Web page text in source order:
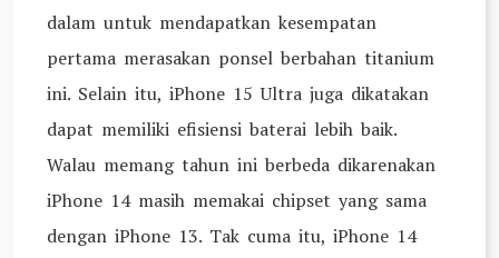
dalam untuk mendapatkan kesempatan
pertama merasakan ponsel berbahan titanium
ini. Selain itu, iPhone 15 Ultra juga dikatakan
dapat memiliki efisiensi baterai lebih baik.
Walau memang tahun ini berbeda dikarenakan
iPhone 14 masih memakai chipset yang sama
dengan iPhone 13. Tak cuma itu, iPhone 14